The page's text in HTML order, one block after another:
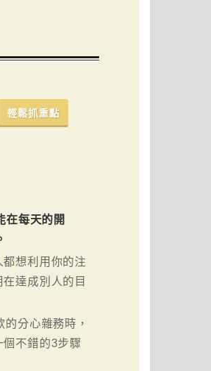
輕鬆抓重點
在每天的開
想利用你的注
達成別人的目
分心雜務時，
不錯的3步驟